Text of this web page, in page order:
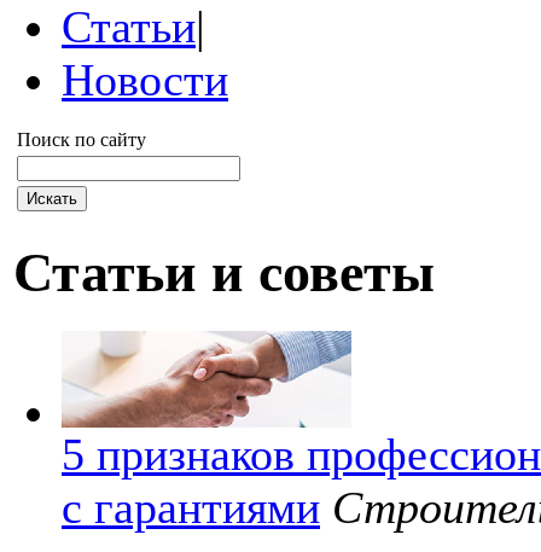
Статьи|
Новости
Поиск по сайту
Статьи и советы
5 признаков
с гарантиями